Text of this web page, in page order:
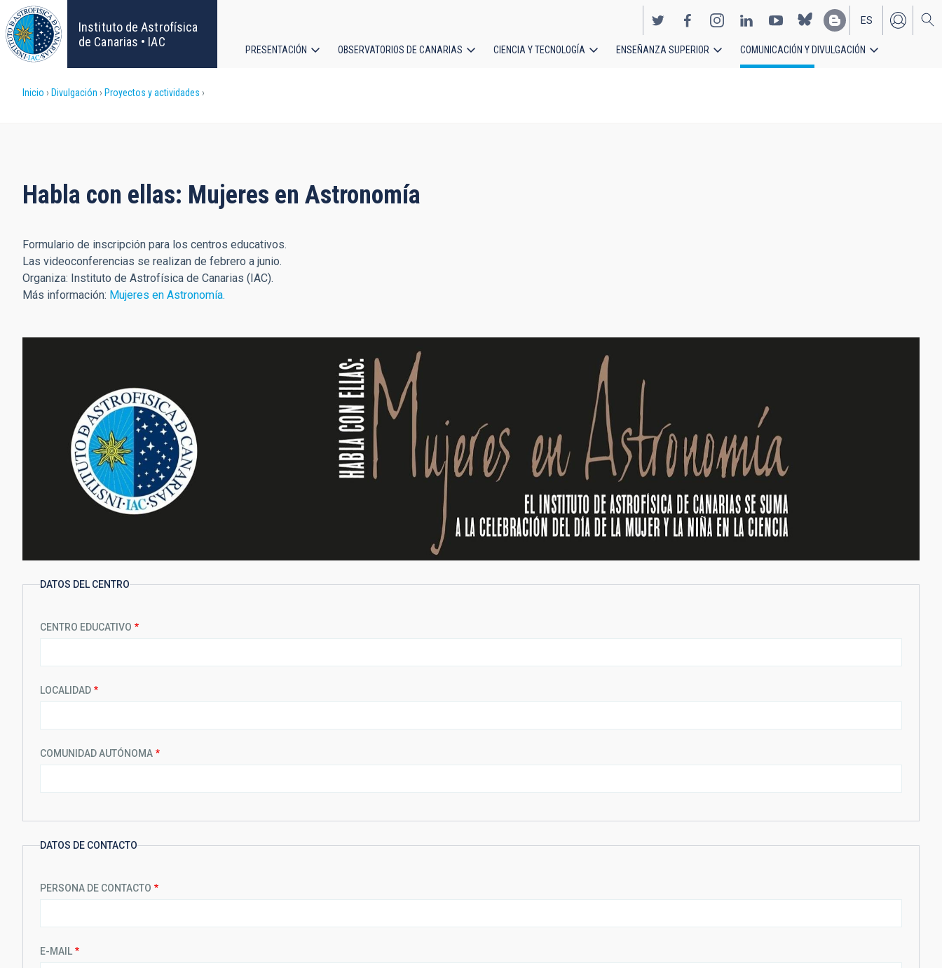
Pasar
al
contenido
principal
Instituto de Astrofísica
de Canarias • IAC
EN
ES
PRESENTACIÓN OBSERVATORIOS DE CANARIAS CIENCIA Y TECNOLOGÍA ENSEÑANZA SUPERIOR COMUNICACIÓN Y DIVULGACIÓN
Sobrescribir
ayuda
la
navegación
Inicio Divulgación Proyectos y actividades
Habla con ellas: Mujeres en Astronomía
Formulario de inscripción para los centros educativos.
Las videoconferencias se realizan de febrero a junio.
Organiza: Instituto de Astrofísica de Canarias (IAC).
Más información: Mujeres en Astronomía.
DATOS DEL CENTRO
CENTRO EDUCATIVO
LOCALIDAD
COMUNIDAD AUTÓNOMA
DATOS DE CONTACTO
PERSONA DE CONTACTO
E-MAIL